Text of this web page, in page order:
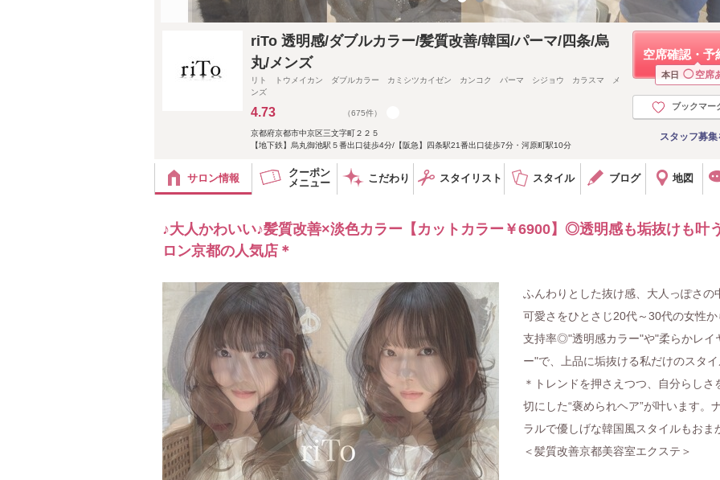
空席確認・予
本日 ◯ 空席
ブックマー
スタッフ募
riTo 透明感/ダブルカラー/髪質改善/韓国/パーマ/四条/烏
丸/メンズ
リト トウメイカン ダブルカラー カミシツカイゼン カンコク パーマ シジョウ カラスマ メ
ンズ
4.73 （675件）
京都府京都市中京区三文字町２２５
【地下鉄】烏丸御池駅５番出口徒歩4分/【阪急】四条駅21番出口徒歩7分・河原町駅10分
サロン情報
クーポン
メニュー
こだわり スタイリスト スタイル ブログ 地図
♪大人かわいい♪髪質改善×淡色カラー【カットカラー￥6900】◎透明感も垢抜けも叶
ロン京都の人気店＊
ふんわりとした抜け感、大人っぽさの
可愛さをひとさじ20代～30代の女性か
支持率◎"透明感カラー"や"柔らかレイ
ー"で、上品に垢抜ける私だけのスタ
＊トレンドを押さえつつ、自分らしさ
切にした“褒められヘア”が叶います。
ラルで優しげな韓国風スタイルもおま
＜髪質改善京都美容室エクステ＞